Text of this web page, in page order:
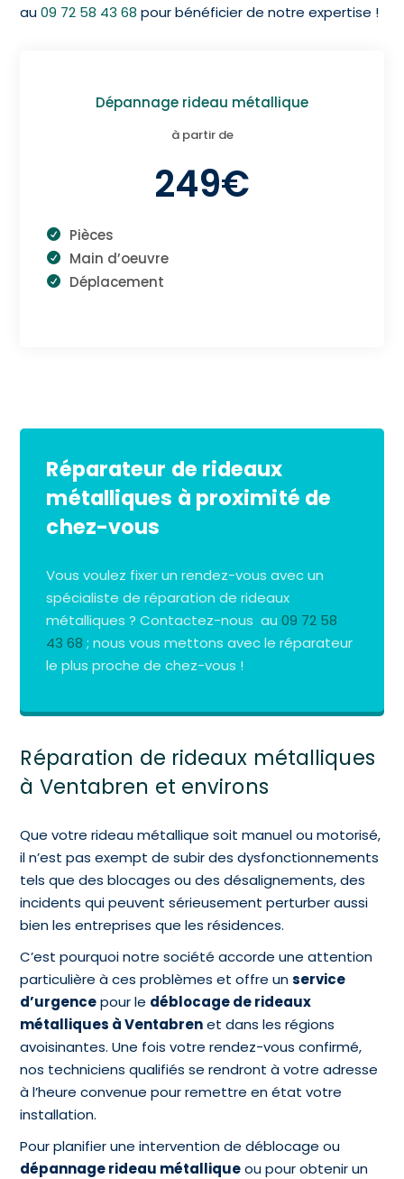
au09 72 58 43 68 pour bénéficier de notre expertise !
Dépannage rideau métallique
à partir de
249€
Pièces
Main d’oeuvre
Déplacement
Réparateur de rideaux
métalliques à proximité de
chez-vous
Vous voulez fixer un rendez-vous avec un
spécialiste de réparation de rideaux
métalliques ? Contactez-nous au09 72 58
43 68 ; nous vous mettons avec le réparateur
le plus proche de chez-vous !
Réparation de rideaux métalliques
à Ventabren et environs
Que votre rideau métallique soit manuel ou motorisé,
il n’est pas exempt de subir des dysfonctionnements
tels que des blocages ou des désalignements, des
incidents qui peuvent sérieusement perturber aussi
bien les entreprises que les résidences.
C’est pourquoi notre société accorde une attention
particulière à ces problèmes et offre unservice
d’urgencepour le déblocage de rideaux
métalliques à Ventabrenet dans les régions
avoisinantes. Une fois votre rendez-vous confirmé,
nos techniciens qualifiés se rendront à votre adresse
à l’heure convenue pour remettre en état votre
installation.
Pour planifier une intervention de déblocage ou
dépannage rideau métalliqueou pour obtenir un